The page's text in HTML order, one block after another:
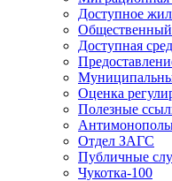
Доступное
Общественный
Доступная
Оценка
Полезные
Отдел ЗАГС
Публичные
Чукотка-100